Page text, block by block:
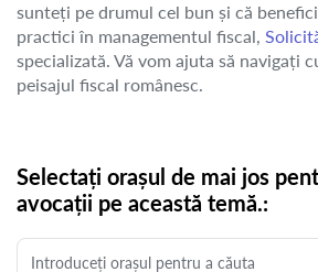
sunteți pe drumul cel bun și că
practici în managementul fiscal,
specializată. Vă vom ajuta să navigați
peisajul fiscal românesc.
Selectați orașul de mai jos
avocații pe această temă.: